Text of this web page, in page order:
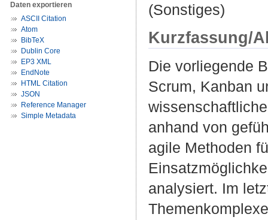
Daten exportieren
ASCII Citation
Atom
BibTeX
Dublin Core
EP3 XML
EndNote
HTML Citation
JSON
Reference Manager
Simple Metadata
(Sonstiges)
Kurzfassung/
Die vorliegende
Scrum, Kanban
anhand von
agile Methoden
analysiert. Im